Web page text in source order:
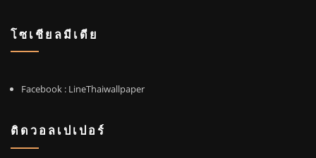
โซเชียลมีเดีย
Facebook : LineThaiwallpaper
ติดวอลเปเปอร์